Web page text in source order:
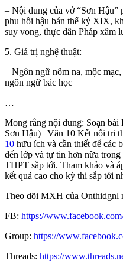
– Nội dung của vở “Sơn Hậu”
phu hồi hậu bán thế kỷ XIX,
suy vong, thực dân Pháp xâm
5. Giá trị nghệ thuật:
– Ngôn ngữ nôm na, mộc
ngôn ngữ bác học
…
Mong rằng nội dung: Soạn
Sơn Hậu) | Văn 10 Kết nối tri
10 hữu ích và cần thiết để các
đến lớp và tự tin hơn nữa
THPT sắp tới. Tham khảo và
kết quả cao cho kỳ thi sắp tới
Theo dõi MXH của Onthidgnl
FB: https://
Group: https://
Threads: https://